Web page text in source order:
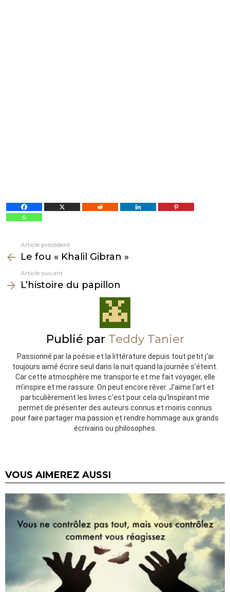
plus
Article précédent
Le fou « Khalil Gibran »
Article suivant
L’histoire du papillon
Publié par Teddy Tanier
Passionné par la poésie et la littérature depuis tout petit j'ai
toujours aimé écrire seul dans la nuit quand la journée s'éteint.
Car cette atmosphère me transporte et me fait voyager, elle
m'inspire et me rassure. On peut encore rêver. J'aime l'art et
particulièrement les livres c'est pour cela qu'Inspirant me
permet de présenter des auteurs connus et moins connus
pour faire partager ma passion et rendre hommage aux grands
écrivains ou philosophes.
VOUS AIMEREZ AUSSI